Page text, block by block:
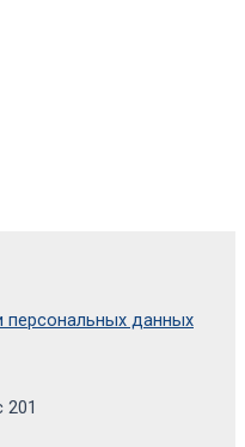
персональных данных
201